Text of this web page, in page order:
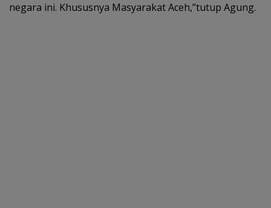
negara ini. Khususnya Masyarakat Aceh,”tutup Agung.